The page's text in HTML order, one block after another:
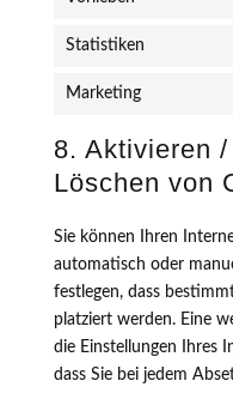
Statistiken
Marketing
8. Aktivieren
Löschen von
Sie können Ihren
automatisch oder
festlegen, dass
platziert werden. Eine
die Einstellungen Ihres
dass Sie bei jedem